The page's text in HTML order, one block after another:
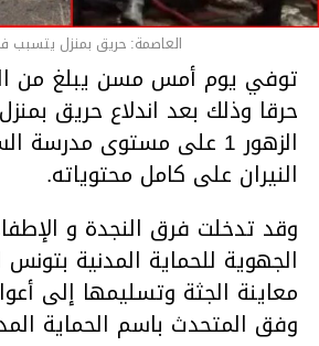
العاصمة: حريق بمنزل
حرقا وذلك بعد اندلاع حريق
الزهور 1 على مستوى
النيران على كامل محتوياته.
وقد تدخلت فرق النجدة و الإطفاء
الجهوية للحماية المدنية
معاينة الجثة وتسليمها إلى
وفق المتحدث باسم الحماية